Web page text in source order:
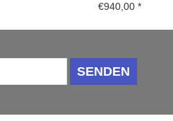
€940,00 *
SENDEN